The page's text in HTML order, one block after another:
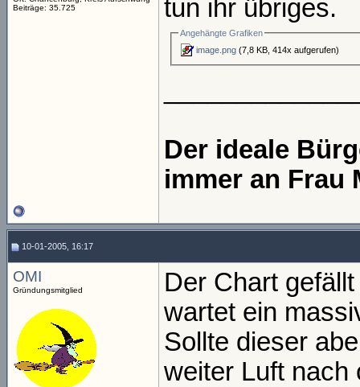
Beiträge: 35.725
tun ihr übriges.
Angehängte Grafiken
image.png (7,8 KB, 414x aufgerufen)
Der ideale
immer an Frau
10-01-2005, 16:17
OMI
Gründungsmitglied
Der Chart
wartet ein
Sollte dieser
weiter Luft nach